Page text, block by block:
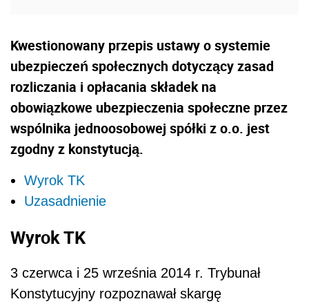
Kwestionowany przepis ustawy o systemie
ubezpieczeń społecznych dotyczący zasad
rozliczania i opłacania składek na
obowiązkowe ubezpieczenia społeczne przez
wspólnika jednoosobowej spółki z o.o. jest
zgodny z konstytucją.
Wyrok TK
Uzasadnienie
Wyrok TK
3 czerwca i 25 września 2014 r. Trybunał
Konstytucyjny rozpoznawał skargę